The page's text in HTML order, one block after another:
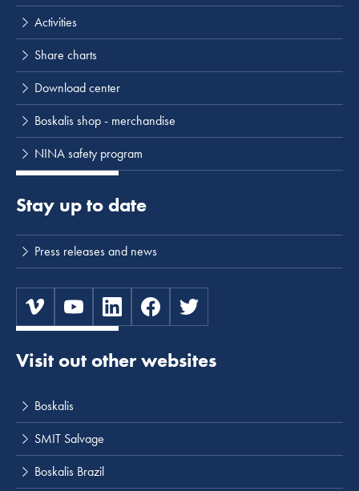
Activities
Share charts
Download center
Boskalis shop - merchandise
NINA safety program
Visit out other websites
Boskalis
SMIT Salvage
Boskalis Brazil
Stay up to date
Press releases and news